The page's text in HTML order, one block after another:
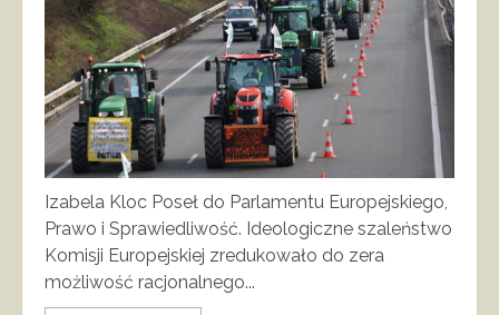
Izabela Kloc Poseł do Parlamentu Europejskiego,
Prawo i Sprawiedliwość. Ideologiczne szaleństwo
Komisji Europejskiej zredukowało do zera
możliwość racjonalnego...